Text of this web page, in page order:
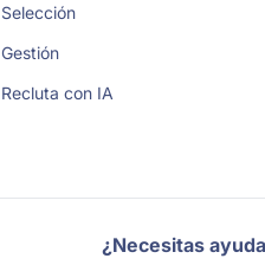
Selección
Gestión
Recluta con IA
¿Necesitas